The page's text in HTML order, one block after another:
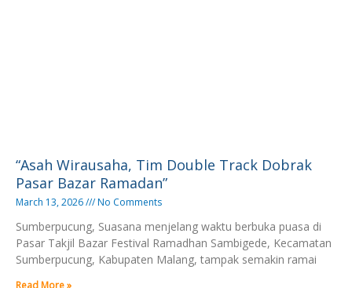
“Asah Wirausaha, Tim Double Track Dobrak
Pasar Bazar Ramadan”
March 13, 2026 No Comments
Sumberpucung, Suasana menjelang waktu berbuka puasa di
Pasar Takjil Bazar Festival Ramadhan Sambigede, Kecamatan
Sumberpucung, Kabupaten Malang, tampak semakin ramai
Read More »